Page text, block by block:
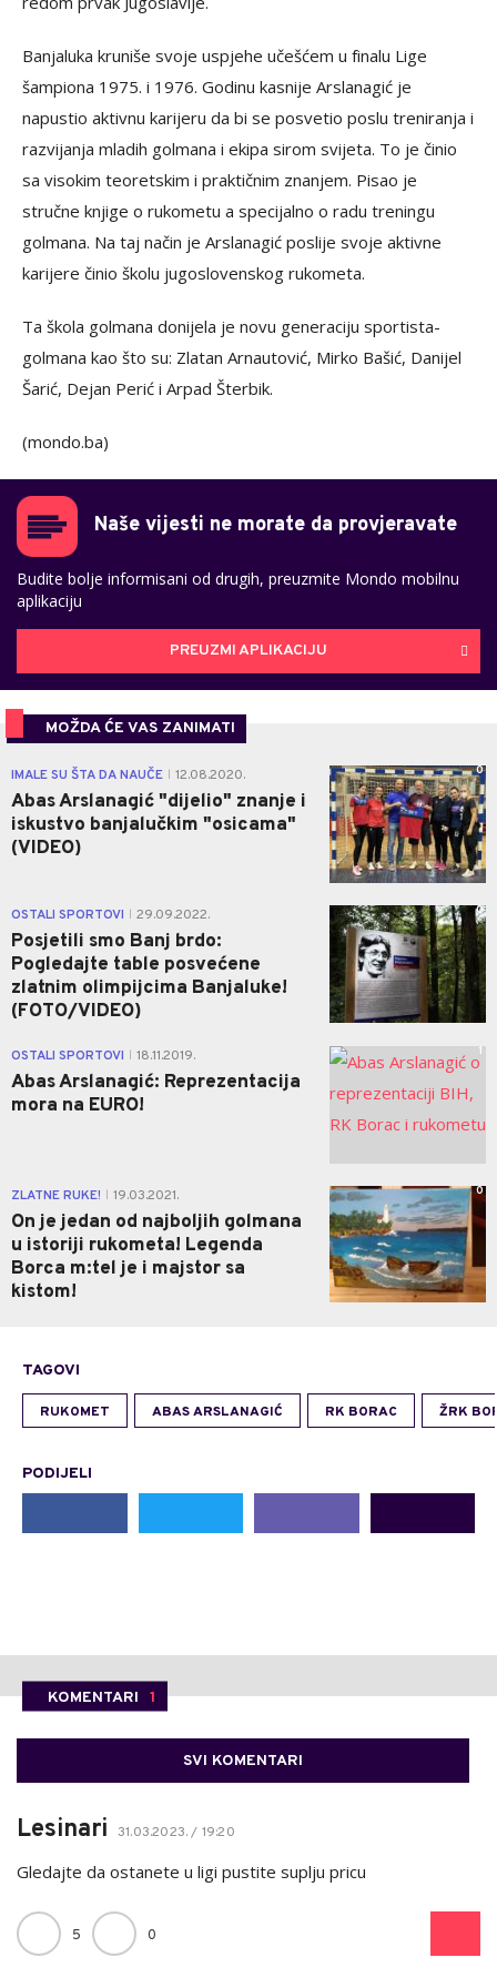
Banjaluka kruniše svoje uspjehe učešćem u finalu Lige
šampiona 1975. i 1976. Godinu kasnije Arslanagić je
napustio aktivnu karijeru da bi se posvetio poslu treniranja i
razvijanja mladih golmana i ekipa sirom svijeta. To je činio
sa visokim teoretskim i praktičnim znanjem. Pisao je
stručne knjige o rukometu a specijalno o radu treningu
golmana. Na taj način je Arslanagić poslije svoje aktivne
karijere činio školu jugoslovenskog rukometa.
Ta škola golmana donijela je novu generaciju sportista-
golmana kao što su: Zlatan Arnautović, Mirko Bašić, Danijel
Šarić, Dejan Perić i Arpad Šterbik.
(mondo.ba)
Naše vijesti ne morate da provjeravate
Budite bolje informisani od drugih, preuzmite Mondo mobilnu
aplikaciju
PREUZMI APLIKACIJU
MOŽDA ĆE VAS ZANIMATI
IMALE SU ŠTA DA NAUČE 12.08.2020.
Abas Arslanagić "dijelio" znanje i
iskustvo banjalučkim "osicama"
(VIDEO)
0
OSTALI SPORTOVI 29.09.2022.
Posjetili smo Banj brdo:
Pogledajte table posvećene
zlatnim olimpijcima Banjaluke!
(FOTO/VIDEO)
0
OSTALI SPORTOVI 18.11.2019.
Abas Arslanagić: Reprezentacija
mora na EURO!
1
ZLATNE RUKE! 19.03.2021.
On je jedan od najboljih golmana
u istoriji rukometa! Legenda
Borca m:tel je i majstor sa
kistom!
0
TAGOVI
RUKOMET ABAS ARSLANAGIĆ RK BORAC ŽRK
PODIJELI
KOMENTARI 1
SVI KOMENTARI
Lesinari 31.03.2023. / 19:20
Gledajte da ostanete u ligi pustite suplju pricu
5 0